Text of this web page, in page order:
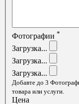
Фотографии *
Добавте до 3
товара или услуги.
Цена